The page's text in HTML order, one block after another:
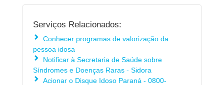
Serviços Relacionados:
Conhecer programas de valorização da
pessoa idosa
Notificar à Secretaria de Saúde sobre
Síndromes e Doenças Raras - Sidora
Acionar o Disque Idoso Paraná - 0800-